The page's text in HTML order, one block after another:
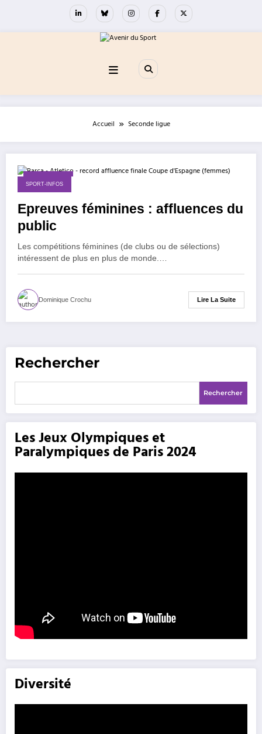
Accueil Seconde ligue
18 mai 2026
SPORT-INFOS
Epreuves féminines : affluences du
public
Les compétitions féminines (de clubs ou de sélections)
intéressent de plus en plus de monde.…
Dominique Crochu Lire La Suite
Rechercher
Rechercher
Les Jeux Olympiques et
Paralympiques de Paris 2024
Diversité